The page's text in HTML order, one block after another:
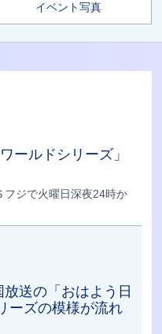
イベント写真
ールドシリーズ」
フジで火曜日深夜24時か
送の「おはよう日
ーズの模様が流れ